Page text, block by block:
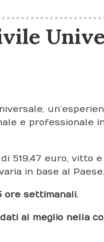
e professionale
519,47 euro, vitto
in base al Paese.
ore settimanali.
al meglio nella